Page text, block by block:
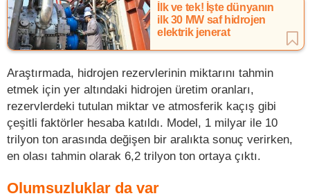
İlk ve tek! İşte dünyanın
ilk 30 MW saf hidrojen
elektrik jenerat
Araştırmada, hidrojen rezervlerinin miktarını tahmin
etmek için yer altındaki hidrojen üretim oranları,
rezervlerdeki tutulan miktar ve atmosferik kaçış gibi
çeşitli faktörler hesaba katıldı. Model, 1 milyar ile 10
trilyon ton arasında değişen bir aralıkta sonuç verirken,
en olası tahmin olarak 6,2 trilyon ton ortaya çıktı.
Olumsuzluklar da var